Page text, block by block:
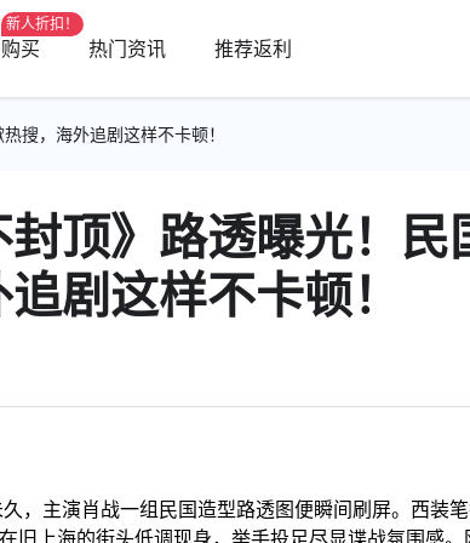
新人折扣！
买 热门资讯 推荐返利
搜，海外追剧这样不卡顿！
顶》路透曝光！民
剧这样不卡顿！
，主演肖战一组民国造型路透图便瞬间刷屏。西装